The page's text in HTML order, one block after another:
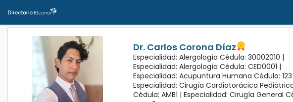
Dr. Carlos Corona Díaz
Especialidad: Alergología Cédula: 30002010 |
Especialidad: Alergología Cédula: CED0001 |
Especialidad: Acupuntura Humana Cédula:
Especialidad: Cirugía Cardiotorácica
Cédula: AMB1 | Especialidad: Cirugía General